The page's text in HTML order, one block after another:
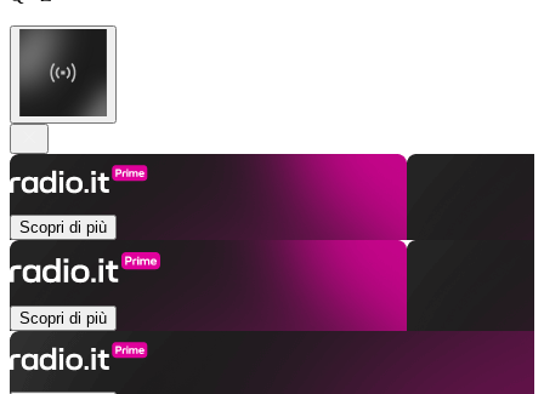
Scopri di più
Scopri di più